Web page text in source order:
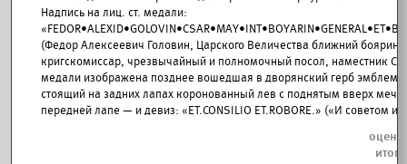
Надпись на лиц. ст. медали:
(Федор Алексеевич Головин, Царского Величества ближний боярин,
кригскомиссар, чрезвычайный и полномочный посол, наместник
медали изображена позднее вошедшая в дворянский герб
стоящий на задних лапах коронованный лев с поднятым вверх
передней лапе — и девиз: «ET.CONSILIO ET.ROBORE.» («И советом и